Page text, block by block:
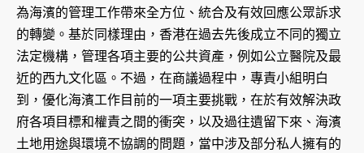
為海濱的管理工作帶來全方位、統合及有效回應公眾訴求
的轉變。基於同樣理由，香港在過去先後成立不同的獨立
法定機構，管理各項主要的公共資產，例如公立醫院及最
近的西九文化區。不過，在商議過程中，專責小組明白
到，優化海濱工作目前的一項主要挑戰，在於有效解決政
府各項目標和權責之間的衝突，以及過往遺留下來、海濱
土地用途與環境不協調的問題，當中涉及部分私人擁有的